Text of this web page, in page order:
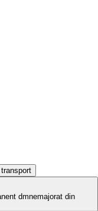
transport
dmnemajorat din